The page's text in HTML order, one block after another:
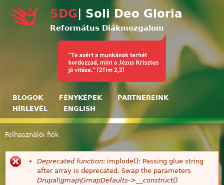
SDG | Soli Deo Gloria
Református Diákmozgalom
BLOGOK FÉNYKÉPEK
PARTNEREINK
HÍRLEVÉL
ENGLISH
Jelenlegi hely
Felhasználói fiók
Hibaüzenet
Deprecated function: implode(): Passing glue string
after array is deprecated. Swap the parameters
Drupal\gmap\GmapDefaults->__construct()